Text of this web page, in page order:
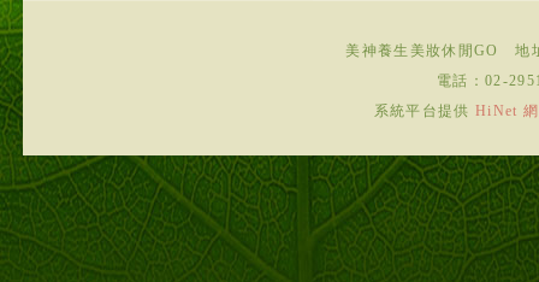
美神養生美妝休閒GO
地
電話： 02-
系統平台提供HiNet